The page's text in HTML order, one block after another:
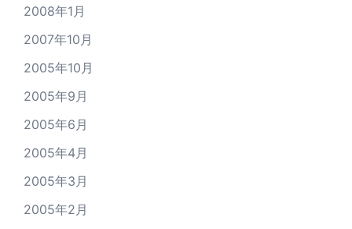
2008年1月
2007年10月
2005年10月
2005年9月
2005年6月
2005年4月
2005年3月
2005年2月